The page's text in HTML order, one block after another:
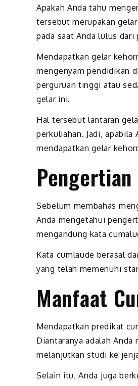
Apakah Anda tahu
tersebut merupakan
pada saat Anda lulus
Mendapatkan gelar
mengenyam pendidikan
perguruan tinggi atau
gelar ini.
Hal tersebut lantaran
perkuliahan. Jadi,
mendapatkan gelar
Sebelum membahas
Anda mengetahui
mengandung kata
Kata cumlaude berasal
yang telah memenuhi
Manfaat
Mendapatkan predikat
Diantaranya adalah
melanjutkan studi ke
Selain itu, Anda juga